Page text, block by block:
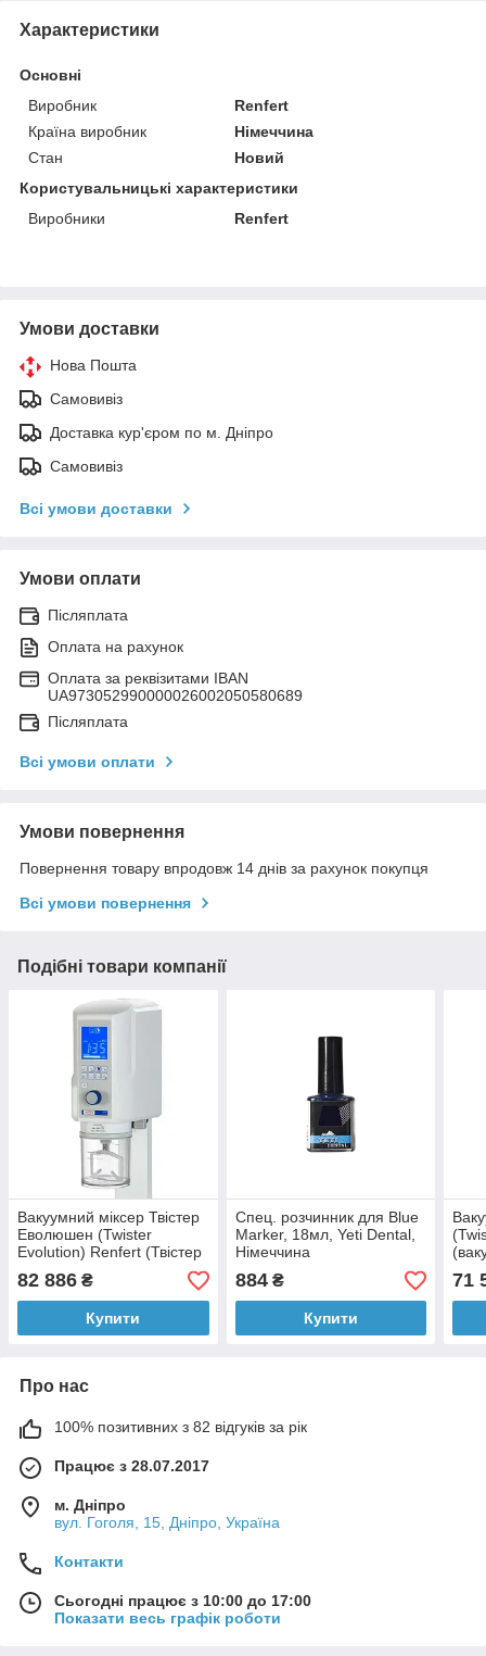
Характеристики
Основні
Виробник
Renfert
Країна виробник
Німеччина
Стан
Новий
Користувальницькі характеристики
Виробники
Renfert
Умови доставки
Нова Пошта
Самовивіз
Доставка кур'єром по м. Дніпро
Самовивіз
Всі умови доставки
Умови оплати
Післяплата
Оплата на рахунок
Оплата за реквізитами IBAN
UA973052990000026002050580689
Післяплата
Всі умови оплати
Умови повернення
Повернення товару впродовж 14 днів за рахунок покупця
Всі умови повернення
Подібні товари компанії
Вакуумний міксер Твістер
Еволюшен (Twister
Evolution) Renfert (Твістер
Еволюшн, Ренферт)
82 886 ₴
Купити
Спец. розчинник для Blue
Marker, 18мл, Yeti Dental,
Німеччина
884₴
Купити
71
Про нас
100% позитивних з 82 відгуків за рік
Працює з 28.07.2017
м. Дніпро
вул. Гоголя, 15, Дніпро, Україна
Контакти
Сьогодні працює з 10:00 до 17:00
Показати весь графік роботи